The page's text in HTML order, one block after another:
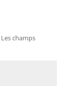
Les champs